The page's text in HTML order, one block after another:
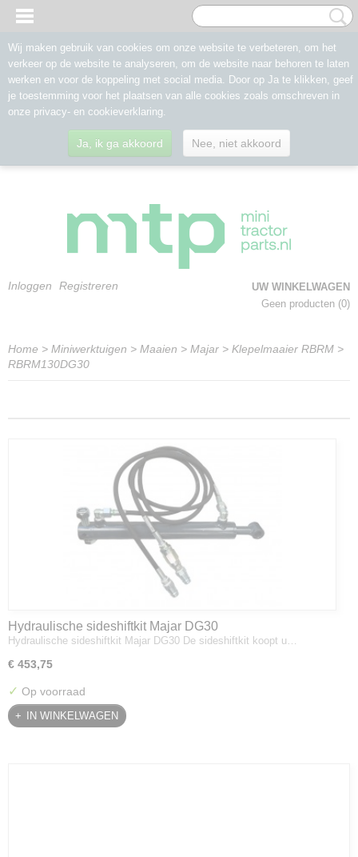
Inloggen Registreren
UW WINKELWAGEN
Geen producten (0)
Home > Miniwerktuigen > Maaien > Majar > Klepelmaaier RBRM >
RBRM130DG30
Hydraulische sideshiftkit Majar DG30
Hydraulische sideshiftkit Majar DG30 De sideshiftkit koopt u…
€ 453,75
✓ Op voorraad
IN WINKELWAGEN
Wij maken gebruik van cookies om onze website te verbeteren, om het
verkeer op de website te analyseren, om de website naar behoren te laten
werken en voor de koppeling met social media. Door op Ja te klikken, geef
je toestemming voor het plaatsen van alle cookies zoals omschreven in
onze privacy- en cookieverklaring.
Ja, ik ga akkoord Nee, niet akkoord